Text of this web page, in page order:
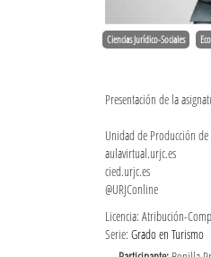
Ciencias Jurídico-Sociales
Presentación de la
Unidad de Producción
aulavirtual.urjc.es
cied.urjc.es
@URJConline
Licencia: Atribución-
Serie: Grado en Turismo